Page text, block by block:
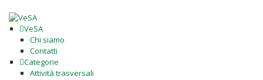
VeSA
Chi siamo
Contatti
Categorie
Attività trasversali